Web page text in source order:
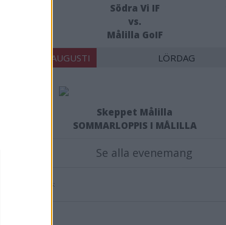
Södra Vi IF
vs.
Målilla GoIF
15 AUGUSTI LÖRDAG
Skeppet Målilla
SOMMARLOPPIS I MÅLILLA
Se alla evenemang
Annons: